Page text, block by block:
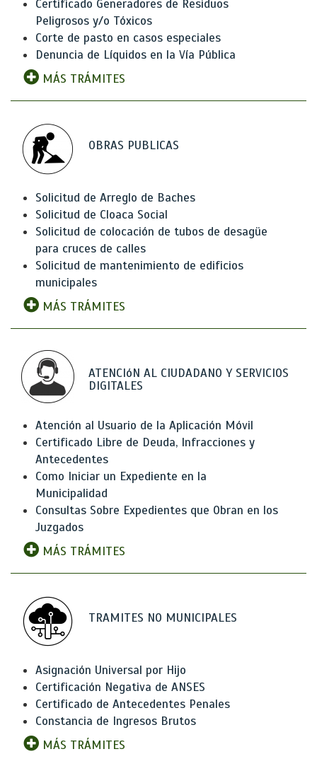
Certificado Generadores de Residuos
Peligrosos y/o Tóxicos
Corte de pasto en casos especiales
Denuncia de Líquidos en la Vía Pública
MÁS TRÁMITES
OBRAS PUBLICAS
Solicitud de Arreglo de Baches
Solicitud de Cloaca Social
Solicitud de colocación de tubos de desagüe
para cruces de calles
Solicitud de mantenimiento de edificios
municipales
MÁS TRÁMITES
ATENCIóN AL CIUDADANO Y SERVICIOS
DIGITALES
Atención al Usuario de la Aplicación Móvil
Certificado Libre de Deuda, Infracciones y
Antecedentes
Como Iniciar un Expediente en la
Municipalidad
Consultas Sobre Expedientes que Obran en los
Juzgados
MÁS TRÁMITES
TRAMITES NO MUNICIPALES
Asignación Universal por Hijo
Certificación Negativa de ANSES
Certificado de Antecedentes Penales
Constancia de Ingresos Brutos
MÁS TRÁMITES